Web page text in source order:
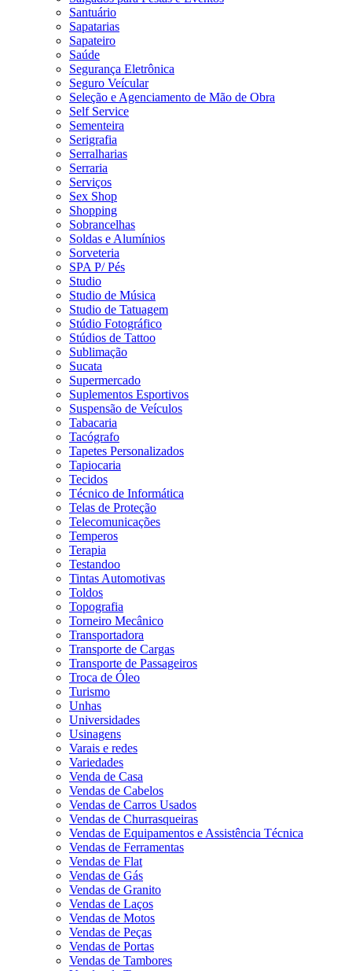
Santuário
Sapatarias
Sapateiro
Saúde
Segurança Eletrônica
Seguro Veícular
Seleção e Agenciamento de Mão de Obra
Self Service
Sementeira
Serigrafia
Serralharias
Serraria
Serviços
Sex Shop
Shopping
Sobrancelhas
Soldas e Alumínios
Sorveteria
SPA P/ Pés
Studio
Studio de Música
Studio de Tatuagem
Stúdio Fotográfico
Stúdios de Tattoo
Sublimação
Sucata
Supermercado
Suplementos Esportivos
Suspensão de Veículos
Tabacaria
Tacógrafo
Tapetes Personalizados
Tapiocaria
Tecidos
Técnico de Informática
Telas de Proteção
Telecomunicações
Temperos
Terapia
Testandoo
Tintas Automotivas
Toldos
Topografia
Torneiro Mecânico
Transportadora
Transporte de Cargas
Transporte de Passageiros
Troca de Óleo
Turismo
Unhas
Universidades
Usinagens
Varais e redes
Variedades
Venda de Casa
Vendas de Cabelos
Vendas de Carros Usados
Vendas de Churrasqueiras
Vendas de Equipamentos e Assistência Técnica
Vendas de Ferramentas
Vendas de Flat
Vendas de Gás
Vendas de Granito
Vendas de Laços
Vendas de Motos
Vendas de Peças
Vendas de Portas
Vendas de Tambores